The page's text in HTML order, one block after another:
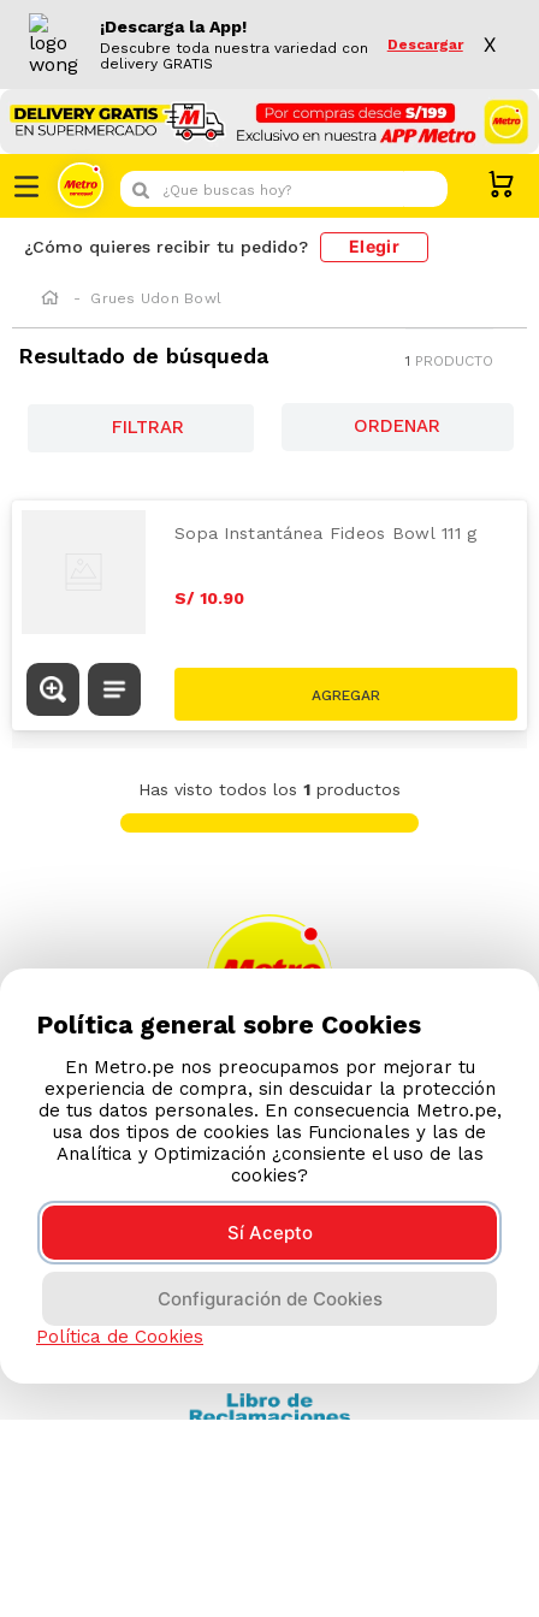
¡Descarga la App!
Descubre toda nuestra variedad con
delivery GRATIS
Descargar X
¿Que buscas hoy?
¿Cómo quieres recibir tu pedido? Elegir
Grues Udon Bowl
Resultado de búsqueda 1 PRODUCTO
FILTRAR
Sopa Instantánea Fideos Bowl 111 g
S/ 10.90
Has visto todos los 1 productos
AYUDA CALLCENTER
(511) 613-8888
TIENDAS ONLINE
NOSOTROS
CONTÁCTANOS
Política general sobre Cookies
En Metro.pe nos preocupamos por mejorar tu
experiencia de compra, sin descuidar la protección
de tus datos personales. En consecuencia Metro.pe,
usa dos tipos de cookies las Funcionales y las de
Analítica y Optimización ¿consiente el uso de las
cookies?
Sí Acepto
Configuración de Cookies
Política de Cookies